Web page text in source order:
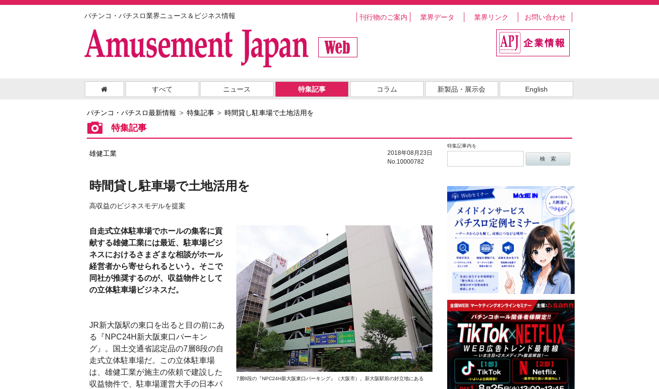
パチンコ・パチスロ業界ニュース＆ビジネス情報 刊行物のご案内 業界データ 業界リンク お問い合わせ
すべて ニュース 特集記事 コラム 新製品・展示会 English
パチンコ・パチスロ最新情報 特集記事 時間貸し駐車場で土地活用を
特集記事
特集記事内を
2018年08月23日
No.10000782
雄健工業
時間貸し駐車場で土地活用を
高収益のビジネスモデルを提案
7層8段の『NPC24H新大阪東口パーキング』（大阪市）。新大阪駅前の好立地にある
自走式立体駐車場でホールの集客に貢
献する雄健工業には最近、駐車場ビジ
ネスにおけるさまざまな相談がホール
経営者から寄せられるという。そこで
同社が推奨するのが、収益物件として
の立体駐車場ビジネスだ。
JR新大阪駅の東口を出ると目の前にあ
る『NPC24H新大阪東口パーキン
グ』。国土交通省認定品の7層8段の自
走式立体駐車場だ。この立体駐車場
は、雄健工業が施主の依頼で建設した
収益物件で、駐車場運営大手の日本パ